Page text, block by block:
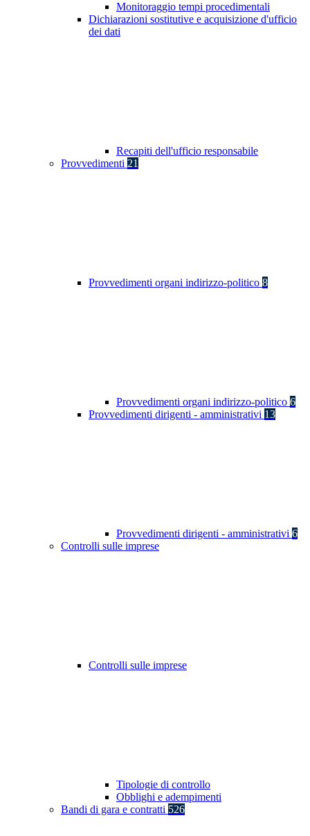
Monitoraggio tempi procedimentali
Dichiarazioni sostitutive e acquisizione d'ufficio
dei dati
Recapiti dell'ufficio responsabile
Provvedimenti 21
Provvedimenti organi indirizzo-politico 8
Provvedimenti organi indirizzo-politico 6
Provvedimenti dirigenti - amministrativi 13
Provvedimenti dirigenti - amministrativi 6
Controlli sulle imprese
Controlli sulle imprese
Tipologie di controllo
Obblighi e adempimenti
Bandi di gara e contratti 526